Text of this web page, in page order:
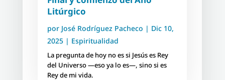
Litúrgico
por José Rodríguez Pacheco | Dic 10,
2025| Espiritualidad
La pregunta de hoy no es si Jesús es Rey
del Universo —eso ya lo es—, sino si es
Rey de mi vida.